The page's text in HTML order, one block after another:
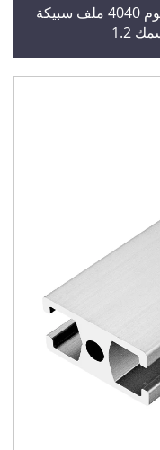
4040 ملف صناعي مُصاغ من الألمنيوم 4040 ملف سبيكة
1.2